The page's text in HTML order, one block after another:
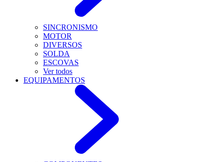
SINCRONISMO
MOTOR
DIVERSOS
SOLDA
ESCOVAS
Ver todos
EQUIPAMENTOS